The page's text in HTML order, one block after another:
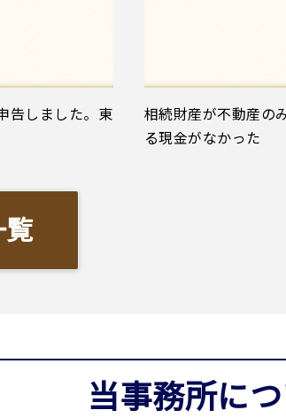
告しました。東
相続財産が不動産の
る現金がなかった
当事務所に